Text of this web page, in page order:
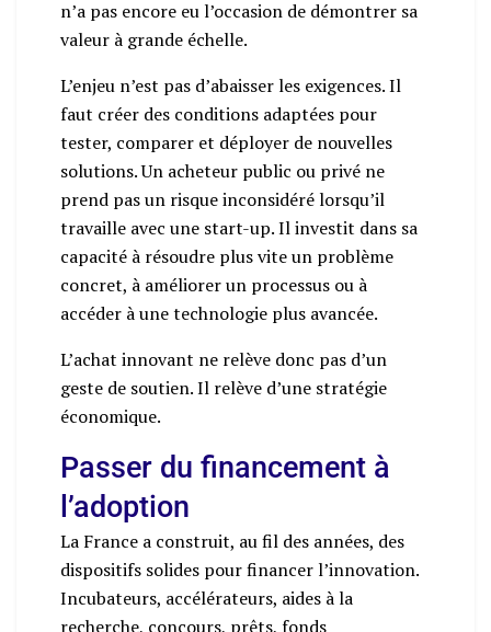
n’a pas encore eu l’occasion de démontrer sa
valeur à grande échelle.
L’enjeu n’est pas d’abaisser les exigences. Il
faut créer des conditions adaptées pour
tester, comparer et déployer de nouvelles
solutions. Un acheteur public ou privé ne
prend pas un risque inconsidéré lorsqu’il
travaille avec une start-up. Il investit dans sa
capacité à résoudre plus vite un problème
concret, à améliorer un processus ou à
accéder à une technologie plus avancée.
L’achat innovant ne relève donc pas d’un
geste de soutien. Il relève d’une stratégie
économique.
Passer du financement à
l’adoption
La France a construit, au fil des années, des
dispositifs solides pour financer l’innovation.
Incubateurs, accélérateurs, aides à la
recherche, concours, prêts, fonds